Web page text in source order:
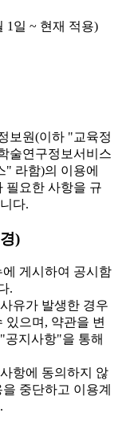
1일 ~ 현재 적용)
보원(이하 "교육정
술연구정보서비스
" 라함)의 이용에
필요한 사항을 규
다.
)
게시하여 공시함
.
유가 발생한 경우
있으며, 약관을 변
공지사항"을 통해
항에 동의하지 않
중단하고 이용계